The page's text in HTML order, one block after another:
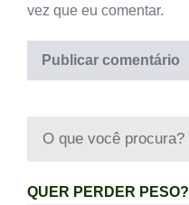
vez que eu comentar.
QUER PERDER PESO?